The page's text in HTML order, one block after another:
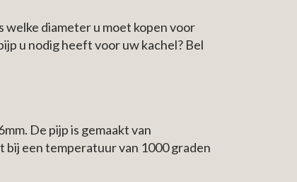
welke diameter u moet kopen voor
u nodig heeft voor uw kachel? Bel
De pijp is gemaakt van
een temperatuur van 1000 graden